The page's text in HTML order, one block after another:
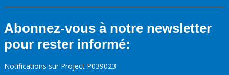
Abonnez-vous à notre newsletter
pour rester informé:
Notifications sur Project P039023